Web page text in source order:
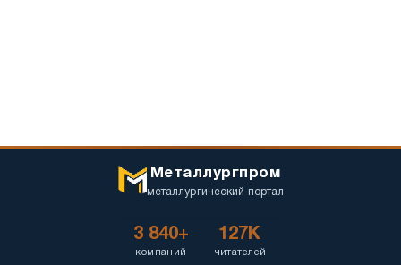
Металлургпром
металлургический портал
3 840+
компаний
127K
читателей